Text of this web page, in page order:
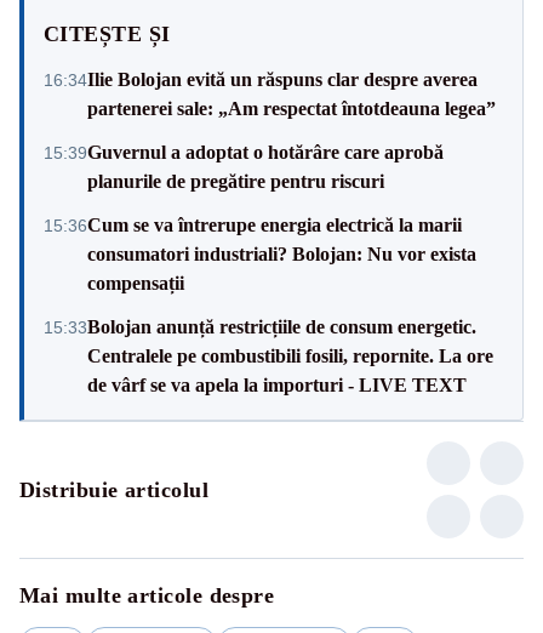
CITEȘTE ȘI
16:34Ilie Bolojan evită un răspuns clar despre averea
partenerei sale: „Am respectat întotdeauna legea”
15:39Guvernul a adoptat o hotărâre care aprobă
planurile de pregătire pentru riscuri
15:36Cum se va întrerupe energia electrică la marii
consumatori industriali? Bolojan: Nu vor exista
compensații
15:33Bolojan anunță restricțiile de consum energetic.
Centralele pe combustibili fosili, repornite. La ore
de vârf se va apela la importuri - LIVE TEXT
Distribuie articolul
Mai multe articole despre